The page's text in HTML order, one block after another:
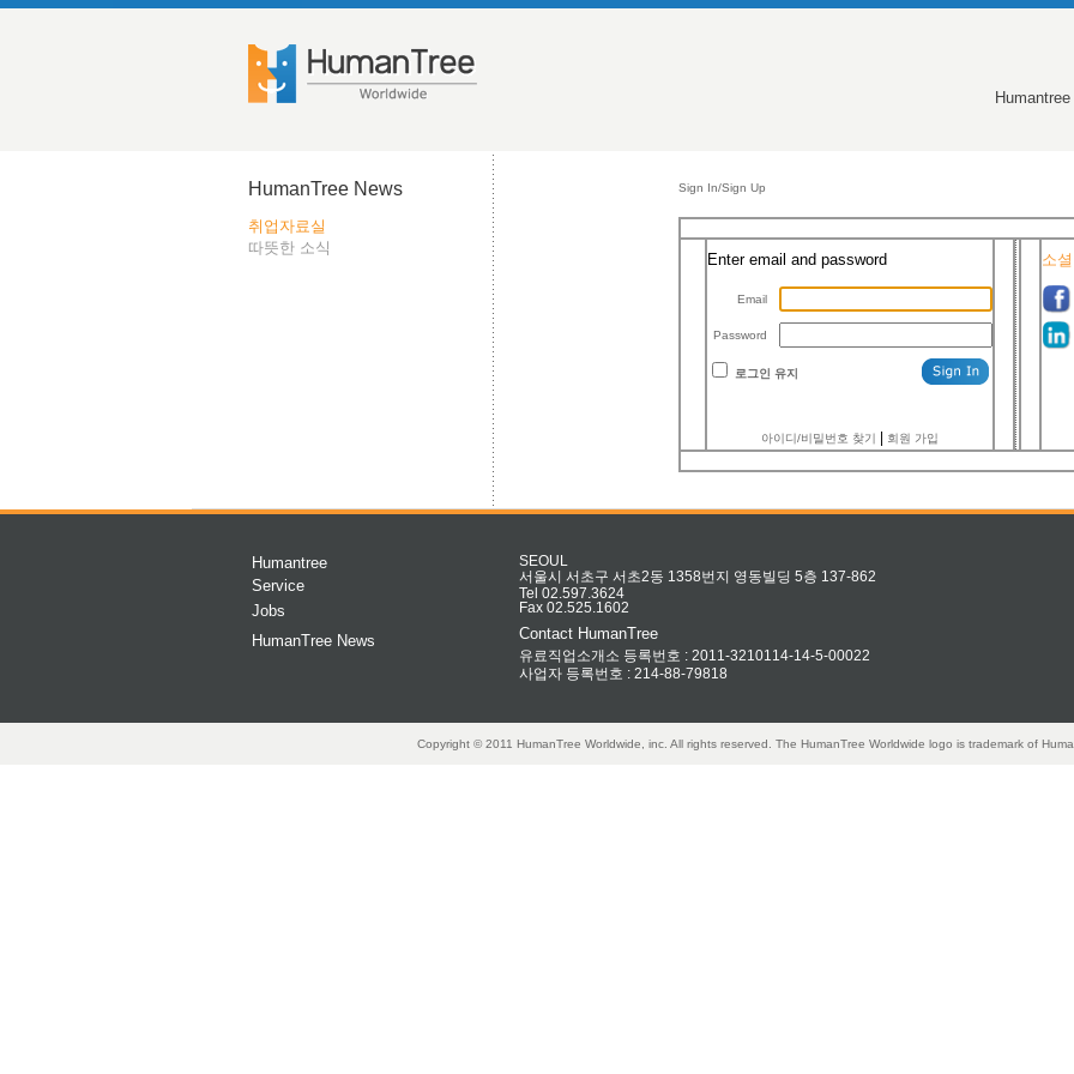
Humantree
HumanTree News
취업자료실
따뜻한 소식
Sign In/Sign Up
Enter email and password
Email
Password
로그인 유지
아이디/비밀번호 찾기 회원 가입
소
Humantree
Service
Jobs
HumanTree News
SEOUL
서울시 서초구 서초2동 1358번지 영동빌딩 5층 137-862
Tel 02.597.3624
Fax 02.525.1602
Contact HumanTree
유료직업소개소 등록번호 : 2011-3210114-14-5-00022
사업자 등록번호 : 214-88-79818
Copyright © 2011 HumanTree Worldwide, inc. All rights reserved. The HumanTree Worldwide logo is trademark of